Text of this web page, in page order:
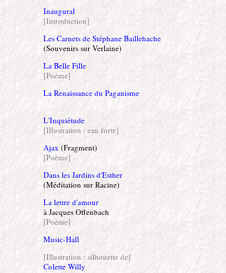
Inaugural
[Introduction]
Les Carnets de Stéphane Baillehache
(Souvenirs sur Verlaine)
La Belle Fille
[Poème]
La Renaissance du Paganisme
L'Inquiétude
[Illustration : eau forte]
Ajax(Fragment)
[Poème]
Dans les Jardins d'Esther
(Méditation sur Racine)
La lettre d'amour
à Jacques Offenbach
[Poème]
Music-Hall
[Illustration : silhouette de]
Colette Willy